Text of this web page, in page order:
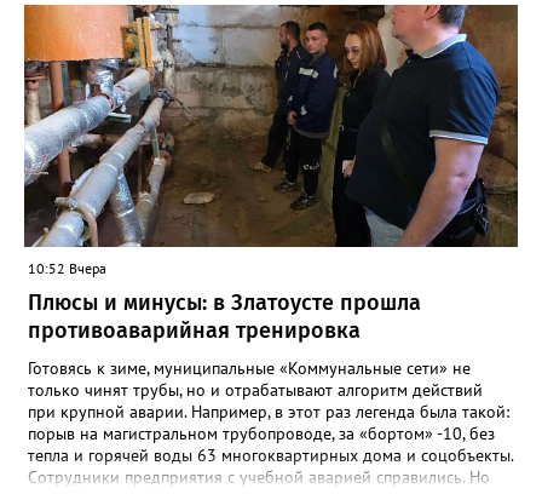
«Благодаря её мудрому руководству в школе сформировался
сильный педагогический коллектив, объединённый общими
ценностями и любовью к своему делу. Для многих Галина
Ивановна навсегда останется не только талантливым
руководителем, но и настоящим Учителем с большой буквы», -
говорится в сообществе школы №23 во ВКонтакте. Свои
соболезнования семье Галины Ивановны выразил глава
Златоуста Олег Решетников. «Её вклад зафиксирован в
важнейших документах школы, но главное - он остался в
людях: в тех учителях, которых она поддержала, в тех
учениках, которых она вдохновила. Заслуженный учитель РФ,
«Отличник народного просвещения», обладатель медали «За
доблестный труд», Галина Ивановна оставила не только
награды и документы, но и работающий, живой механизм
школы, который продолжает жить её принципами», - говорится
в некрологе.
10:52 Вчера
Плюсы и минусы: в Златоусте прошла
противоаварийная тренировка
Готовясь к зиме, муниципальные «Коммунальные сети» не
только чинят трубы, но и отрабатывают алгоритм действий
при крупной аварии. Например, в этот раз легенда была такой:
порыв на магистральном трубопроводе, за «бортом» -10, без
тепла и горячей воды 63 многоквартирных дома и соцобъекты.
Сотрудники предприятия с учебной аварией справились. Но